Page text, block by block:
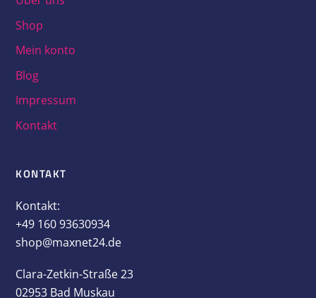
Shop
Mein konto
Blog
Impressum
Kontakt
KONTAKT
Kontakt:
+49 160 93630934
shop@maxnet24.de
Clara-Zetkin-Straße 23
02953 Bad Muskau